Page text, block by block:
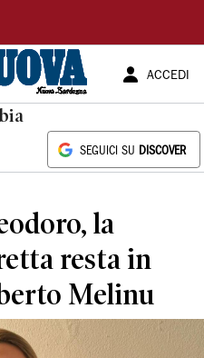
ACCEDI
SEGUICI SU DISCOVER
la
resta in
Melinu